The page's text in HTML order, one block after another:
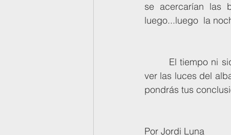
se acercarían las
luego...luego  la
ver las luces del
pondrás tus
Por Jordi Luna